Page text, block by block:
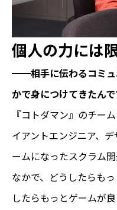
個人の力には
━━相手に伝わるコミュ
かで身につけてきたんで
『コトダマン』のチー
イアントエンジニア、
ームになったスクラム
なかで、どうしたらも
したらもっとゲームが